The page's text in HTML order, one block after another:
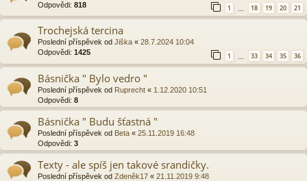
Odpovědi: 818 1 … 18 19 20 21
Trochejská tercina
Poslední příspěvek od Jiška « 28.7.2024 10:04
Odpovědi: 1425 1 33 34 35 36
Básnička " Bylo vedro "
Poslední příspěvek od Ruprecht « 1.12.2020 10:51
Odpovědi: 8
Básnička " Budu šťastná "
Poslední příspěvek od Beta « 25.11.2019 16:48
Odpovědi: 3
Texty - ale spíš jen takové srandičky.
Poslední příspěvek od Zdeněk17 « 21.11.2019 9:48